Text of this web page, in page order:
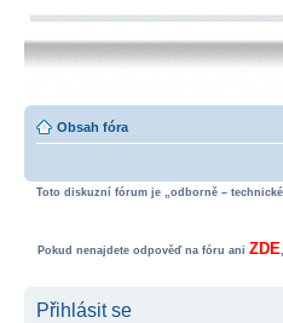
Obsah fóra
Toto diskuzní fórum je „odborně –
Pokud nenajdete odpověď na fóru ani ZDE
Přihlásit se